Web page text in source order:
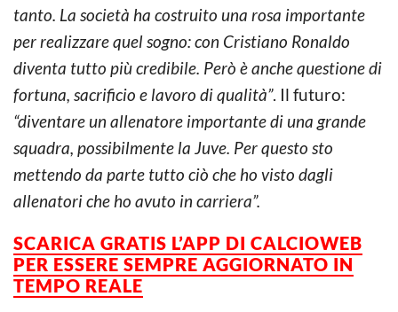
tanto. La società ha costruito una rosa importante
per realizzare quel sogno: con Cristiano Ronaldo
diventa tutto più credibile. Però è anche questione di
fortuna, sacrificio e lavoro di qualità”. Il futuro:
“diventare un allenatore importante di una grande
squadra, possibilmente la Juve. Per questo sto
mettendo da parte tutto ciò che ho visto dagli
allenatori che ho avuto in carriera”.
SCARICA GRATIS L’APP DI CALCIOWEB
PER ESSERE SEMPRE AGGIORNATO IN
TEMPO REALE